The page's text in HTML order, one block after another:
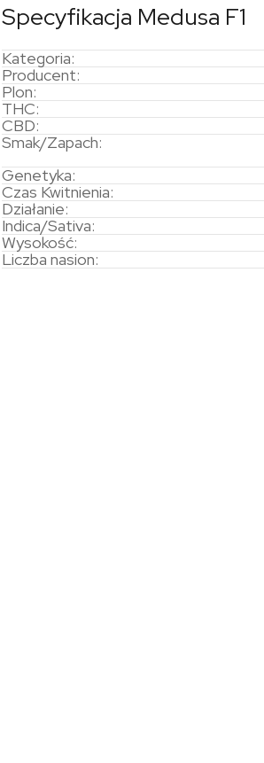
Specyfikacja Medusa F1
Kategoria:
Producent:
Plon:
THC:
CBD:
Smak/Zapach:
Genetyka:
Czas Kwitnienia:
Działanie:
Indica/Sativa:
Wysokość:
Liczba nasion: